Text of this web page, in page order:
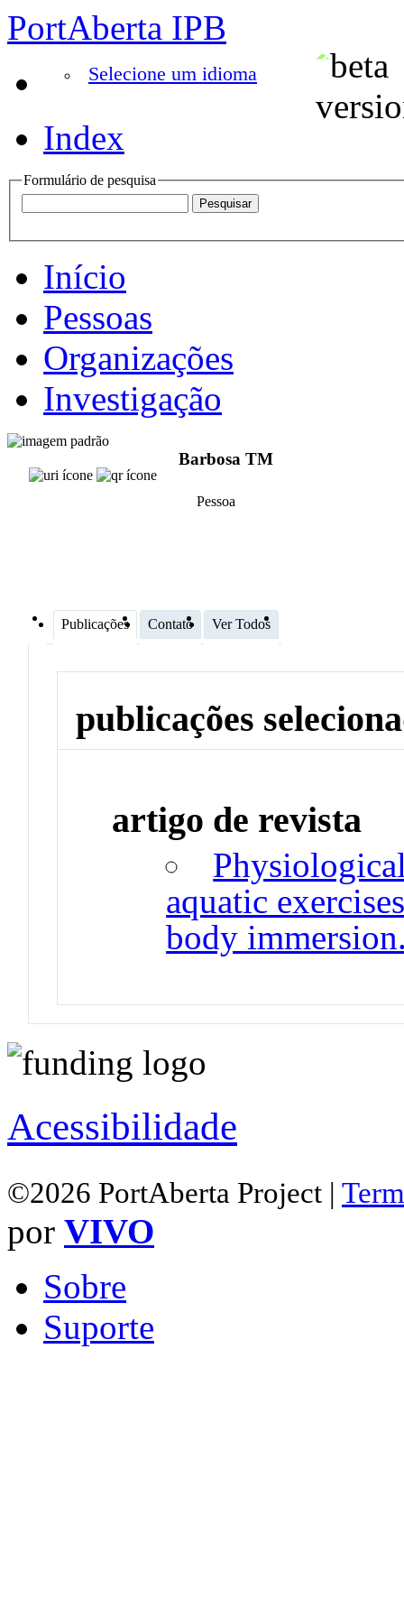
PortAberta IPB
Selecione um idioma
Index
Formulário de pesquisa
Início
Pessoas
Organizações
Investigação
Barbosa TM
Pessoa
Publicações Contato Ver Todos
publicações
artigo de revista
aquatic
body
Acessibilidade
©2026 PortAberta Project |
por VIVO
Sobre
Suporte